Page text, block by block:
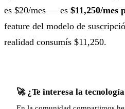
es $20/mes — es $11,250/mes
feature del modelo de
realidad consumís $11,250.
🚀 ¿Te interesa la